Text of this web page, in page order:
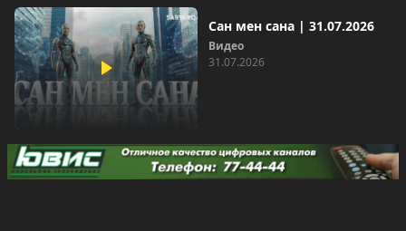
Сан мен сана | 31.07.2026
Видео
31.07.2026